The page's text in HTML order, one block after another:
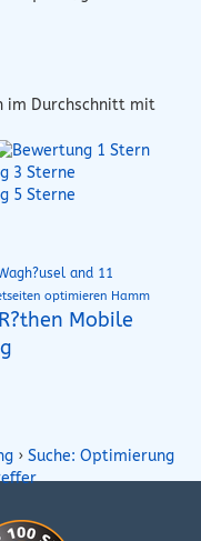
im Durchschnitt mit
and 11
optimieren Hamm
R?then Mobile
› Suche: Optimierung